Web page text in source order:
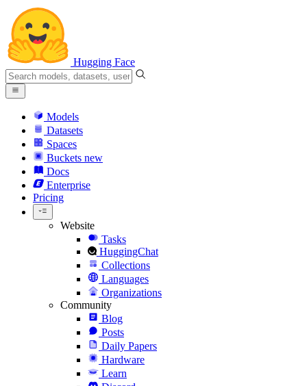
Hugging Face
Models
Datasets
Spaces
Buckets new
Docs
Enterprise
Pricing
Website
Tasks
HuggingChat
Collections
Languages
Organizations
Community
Blog
Posts
Daily Papers
Hardware
Learn